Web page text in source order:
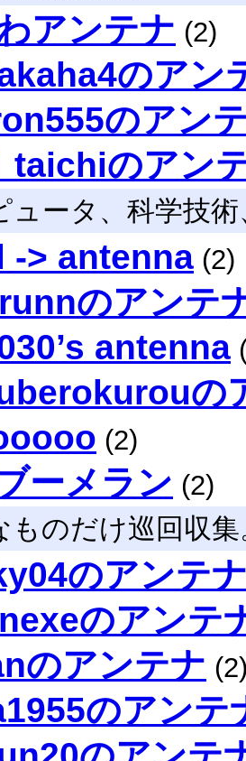
アンテナ (2)
のアン
のアン
のアン
ュータ、科学技
-> antenna (2)
のアンテ
antenna
の
(2)
ーメラン (2)
ものだけ巡回収集
のアンテ
のアンテ
のアンテナ
のアンテ